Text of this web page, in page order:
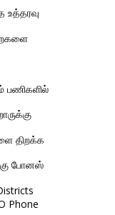
பணிகளில்
திறக்க
போனஸ்
Phone